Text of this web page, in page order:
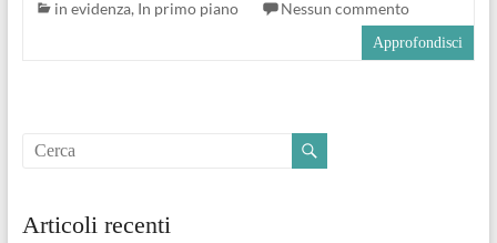
in evidenza, In primo piano Nessun commento
Approfondisci
Articoli recenti